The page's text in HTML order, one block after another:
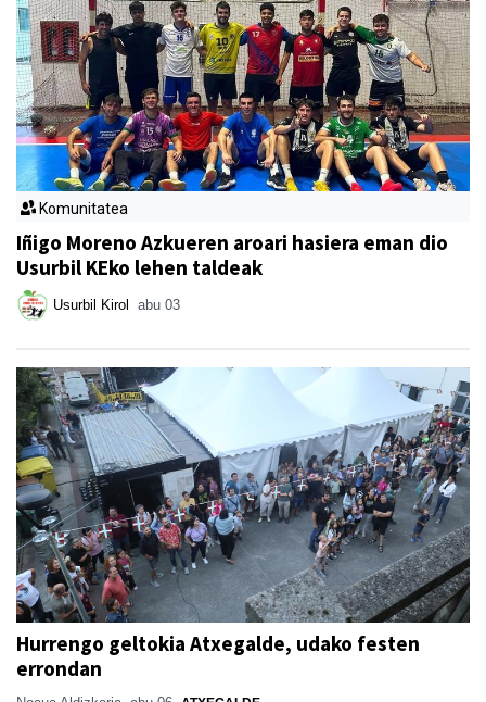
Komunitatea
Iñigo Moreno Azkueren aroari hasiera eman dio
Usurbil KEko lehen taldeak
Usurbil Kirol abu 03
Hurrengo geltokia Atxegalde, udako festen
errondan